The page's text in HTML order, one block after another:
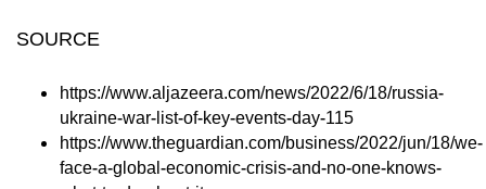
SOURCE
https://www.aljazeera.com/news/2022/6/18/russia-
ukraine-war-list-of-key-events-day-115
https://www.theguardian.com/business/2022/jun/18/we-
face-a-global-economic-crisis-and-no-one-knows-